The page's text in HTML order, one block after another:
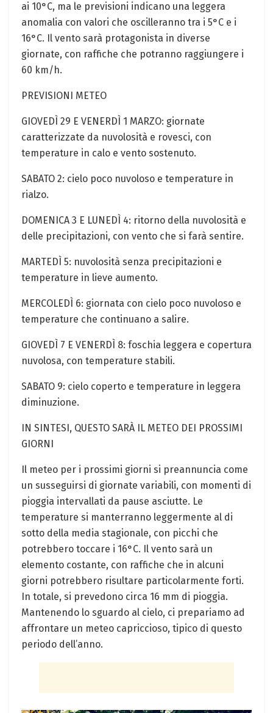
ai 10°C, ma le previsioni indicano una leggera
anomalia‌ con valori che oscilleranno‍ tra i 5°C e i
16°C. ⁤Il vento sarà protagonista ⁣in ⁢diverse​
giornate, con raffiche che potranno⁣ raggiungere ‌i
‍60⁤ km/h.
PREVISIONI ⁣METEO
GIOVEDÌ 29 E ⁤VENERDÌ 1 MARZO: giornate
caratterizzate da nuvolosità e rovesci, con
temperature in ‌calo e‍ vento sostenuto.
SABATO 2: cielo poco nuvoloso e temperature‍ in
rialzo.
DOMENICA 3 E LUNEDÌ 4: ritorno della nuvolosità e
delle precipitazioni, con vento che si farà sentire.
MARTEDÌ 5: nuvolosità senza precipitazioni e
temperature​ in lieve aumento.
MERCOLEDÌ ⁢6: giornata con cielo poco nuvoloso e
temperature che continuano a salire.
GIOVEDÌ 7 E VENERDÌ 8: foschia leggera e copertura
nuvolosa, con temperature stabili.
SABATO 9: cielo coperto e⁤ temperature in leggera
diminuzione.
IN SINTESI, QUESTO SARÀ IL METEO DEI PROSSIMI
GIORNI
Il meteo per i prossimi giorni ⁣si preannuncia come⁢
un susseguirsi di ‍giornate variabili,‍ con momenti di
pioggia intervallati da pause asciutte. Le
‍temperature si ​manterranno leggermente al di
sotto della media stagionale, con ‍picchi‌ che
potrebbero ‍toccare⁣ i 16°C. Il vento sarà un
elemento ​costante, con raffiche che in alcuni
giorni potrebbero ‍risultare⁢ particolarmente forti.
In ​totale, si prevedono circa 16 mm di⁤ pioggia.
Mantenendo ⁢lo⁤ sguardo al cielo, ci prepariamo ad
affrontare un meteo ⁤capriccioso, tipico di questo
⁤periodo dell’anno.